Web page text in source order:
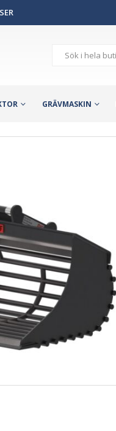
GRÄVMASKIN